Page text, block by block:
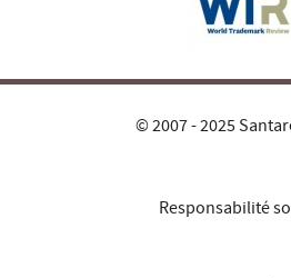
© 2007 - 2025
Responsabilité